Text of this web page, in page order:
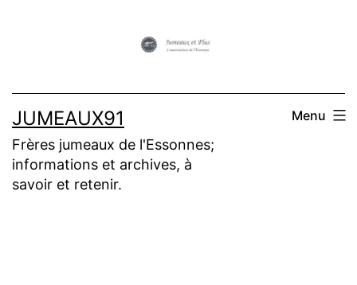
JUMEAUX91
Frères jumeaux de l'Essonnes;
informations et archives, à
savoir et retenir.
Menu